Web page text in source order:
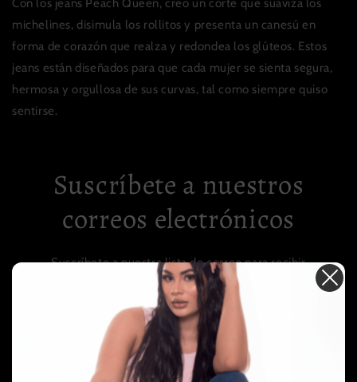
michelines, disimula los rollitos y presenta un canesú en
forma de corazón que realza y redondea los glúteos. Estos
jeans están diseñados para que cada mujer se sienta segura,
hermosa y orgullosa de sus curvas, tal como siempre quiso
sentirse.
Suscríbete a nuestros
correos electrónicos
Suscríbete a nuestra lista de correo para recibir
noticias privilegiadas, lanzamientos de productos y
más.
Correo electrónico